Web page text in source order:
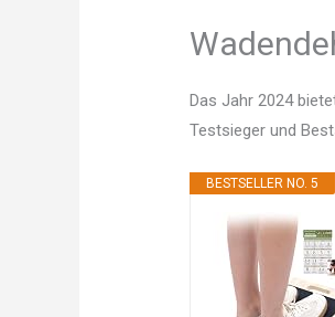
Das Jahr 2024
Testsieger und
BESTSELLER NO. 5